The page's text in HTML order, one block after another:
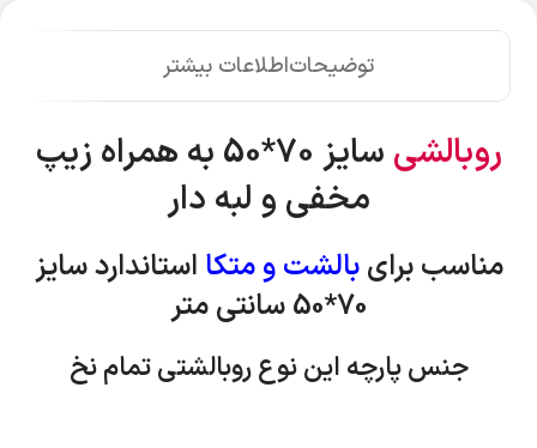
توضیحاتاطلاعات بیشتر
روبالشی
سایز 70*50 به همراه زیپ
مخفی و لبه دار
مناسب برایبالشت و متکا استانداردسایز
70*50 سانتی متر
جنس پارچه این نوع روبالشتی تمام نخ